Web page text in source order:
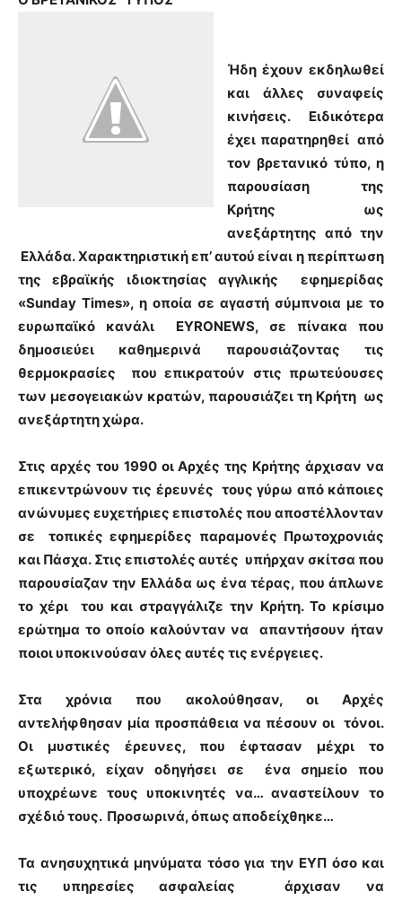
Ήδη έχουν εκδηλωθεί
και άλλες συναφείς
κινήσεις. Ειδικότερα
έχει παρατηρηθεί από
τον βρετανικό τύπο, η
παρουσίαση της
Κρήτης ως
ανεξάρτητης από την
Ελλάδα. Χαρακτηριστική επ’ αυτού είναι η περίπτωση
της εβραϊκής ιδιοκτησίας αγγλικής εφημερίδας
«Sunday Times», η οποία σε αγαστή σύμπνοια με το
ευρωπαϊκό κανάλι EYRONEWS, σε πίνακα που
δημοσιεύει καθημερινά παρουσιάζοντας τις
θερμοκρασίες που επικρατούν στις πρωτεύουσες
των μεσογειακών κρατών, παρουσιάζει τη Κρήτη ως
ανεξάρτητη χώρα.
Στις αρχές του 1990 οι Αρχές της Κρήτης άρχισαν να
επικεντρώνουν τις έρευνές τους γύρω από κάποιες
ανώνυμες ευχετήριες επιστολές που αποστέλλονταν
σε τοπικές εφημερίδες παραμονές Πρωτοχρονιάς
και Πάσχα. Στις επιστολές αυτές υπήρχαν σκίτσα που
παρουσίαζαν την Ελλάδα ως ένα τέρας, που άπλωνε
το χέρι του και στραγγάλιζε την Κρήτη. Το κρίσιμο
ερώτημα το οποίο καλούνταν να απαντήσουν ήταν
ποιοι υποκινούσαν όλες αυτές τις ενέργειες.
Στα χρόνια που ακολούθησαν, οι Αρχές
αντελήφθησαν μία προσπάθεια να πέσουν οι τόνοι.
Οι μυστικές έρευνες, που έφτασαν μέχρι το
εξωτερικό, είχαν οδηγήσει σε ένα σημείο που
υποχρέωνε τους υποκινητές να… αναστείλουν το
σχέδιό τους. Προσωρινά, όπως αποδείχθηκε…
Τα ανησυχητικά μηνύματα τόσο για την ΕΥΠ όσο και
τις υπηρεσίες ασφαλείας άρχισαν να